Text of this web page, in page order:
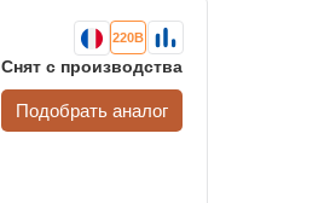
220В
Снят с производства
Подобрать аналог